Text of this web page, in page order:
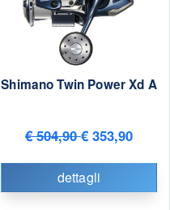
Shimano Twin Power Xd A
€ 504,90€ 353,90
dettagli